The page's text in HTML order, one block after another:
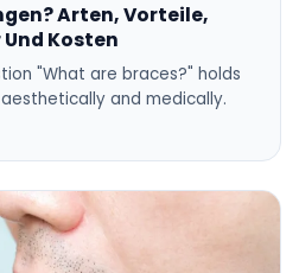
Arten, Vorteile,
Kosten
"What are braces?" holds
and medically.